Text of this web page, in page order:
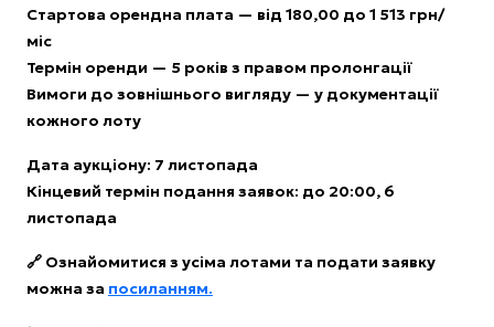
Стартова орендна плата — від 180,00 до 1 513 грн/
міс
Термін оренди — 5 років з правом пролонгації
Вимоги до зовнішнього вигляду — у документації
кожного лоту
Дата аукціону: 7 листопада
Кінцевий термін подання заявок: до 20:00, 6
листопада
🔗 Ознайомитися з усіма лотами та подати заявку
можна за посиланням.